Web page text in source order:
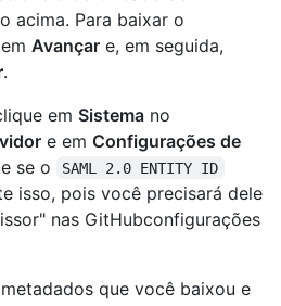
acima. Para baixar o
Avançar e, em seguida,
.
em Sistema no
e em Configurações de
se o SAML 2.0 ENTITY ID
isso, pois você precisará dele
nas GitHubconfigurações
que você baixou e